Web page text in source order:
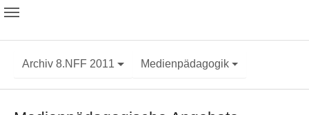
Archiv 8.NFF 2011 Medienpädagogik